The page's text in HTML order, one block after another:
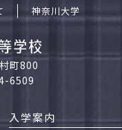
神奈川大学
町800
6509
入学案内